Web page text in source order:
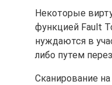
Некоторые
функцией Fault
нуждаются в
либо путем
Сканирование